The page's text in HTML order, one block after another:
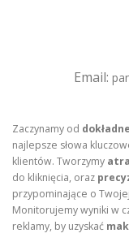
Email:
Zaczynamy od
najlepsze słowa
klientów. Tworzymy
do kliknięcia, oraz
przypominające o
Monitorujemy wyniki w
reklamy, by uzyskać